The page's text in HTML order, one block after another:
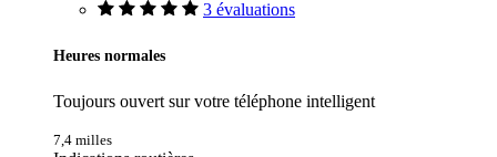
3 évaluations
Heures normales
Toujours ouvert sur votre téléphone intelligent
7,4 milles